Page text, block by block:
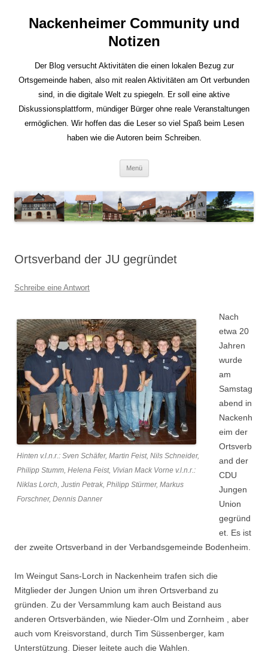
Nackenheimer Community und
Notizen
Der Blog versucht Aktivitäten die einen lokalen Bezug zur
Ortsgemeinde haben, also mit realen Aktivitäten am Ort verbunden
sind, in die digitale Welt zu spiegeln. Er soll eine aktive
Diskussionsplattform, mündiger Bürger ohne reale Veranstaltungen
ermöglichen. Wir hoffen das die Leser so viel Spaß beim Lesen
haben wie die Autoren beim Schreiben.
Menü
Ortsverband der JU gegründet
Schreibe eine Antwort
Hinten v.l.n.r.: Sven Schäfer, Martin Feist, Nils Schneider,
Philipp Stumm, Helena Feist, Vivian Mack Vorne v.l.n.r.:
Niklas Lorch, Justin Petrak, Philipp Stürmer, Markus
Forschner, Dennis Danner
Nach
etwa 20
Jahren
wurde
am
Samstag
abend in
Nackenh
eim der
Ortsverb
and der
CDU
Jungen
Union
gegründ
et. Es ist
der zweite Ortsverband in der Verbandsgemeinde Bodenheim.
Im Weingut Sans-Lorch in Nackenheim trafen sich die
Mitglieder der Jungen Union um ihren Ortsverband zu
gründen. Zu der Versammlung kam auch Beistand aus
anderen Ortsverbänden, wie Nieder-Olm und Zornheim , aber
auch vom Kreisvorstand, durch Tim Süssenberger, kam
Unterstützung. Dieser leitete auch die Wahlen.